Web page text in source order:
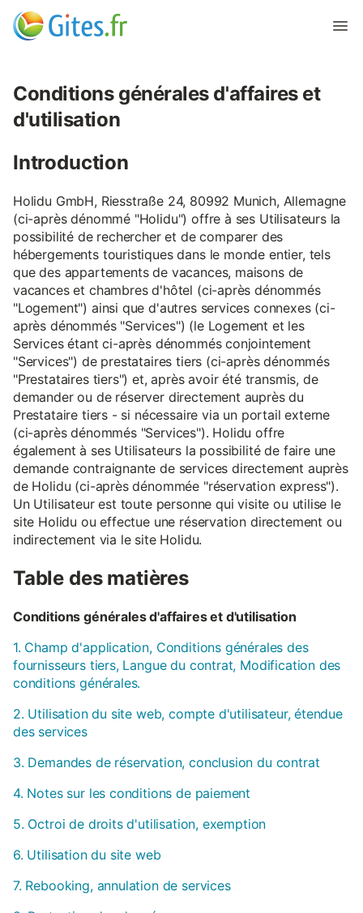
Conditions générales d'affaires et
d'utilisation
Introduction
Holidu GmbH, Riesstraße 24, 80992 Munich, Allemagne
(ci-après dénommé "Holidu") offre à ses Utilisateurs la
possibilité de rechercher et de comparer des
hébergements touristiques dans le monde entier, tels
que des appartements de vacances, maisons de
vacances et chambres d'hôtel (ci-après dénommés
"Logement") ainsi que d'autres services connexes (ci-
après dénommés "Services") (le Logement et les
Services étant ci-après dénommés conjointement
"Services") de prestataires tiers (ci-après dénommés
"Prestataires tiers") et, après avoir été transmis, de
demander ou de réserver directement auprès du
Prestataire tiers - si nécessaire via un portail externe
(ci-après dénommés "Services"). Holidu offre
également à ses Utilisateurs la possibilité de faire une
demande contraignante de services directement auprès
de Holidu (ci-après dénommée "réservation express").
Un Utilisateur est toute personne qui visite ou utilise le
site Holidu ou effectue une réservation directement ou
indirectement via le site Holidu.
Table des matières
Conditions générales d'affaires et d'utilisation
1. Champ d'application, Conditions générales des
fournisseurs tiers, Langue du contrat, Modification des
conditions générales.
2. Utilisation du site web, compte d'utilisateur, étendue
des services
3. Demandes de réservation, conclusion du contrat
4. Notes sur les conditions de paiement
5. Octroi de droits d'utilisation, exemption
6. Utilisation du site web
7. Rebooking, annulation de services